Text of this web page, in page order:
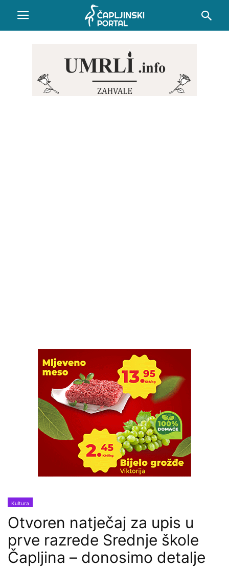
Kultura
Otvoren natječaj za upis u
prve razrede Srednje škole
Čapljina – donosimo detalje